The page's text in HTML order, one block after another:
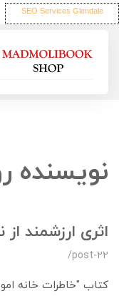
SEO Services Glendale
نویسنده
اثری ارزشمند
/post-22
کتاب "خاطرات خانه